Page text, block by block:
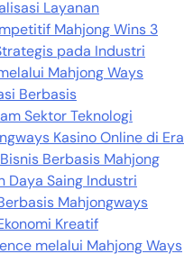
Layanan
Mahjong Wins 3
pada Industri
Mahjong Ways
Berbasis
Sektor Teknologi
Kasino Online di Era
Berbasis Mahjong
Daya Saing Industri
Mahjongways
Kreatif
melalui Mahjong Ways